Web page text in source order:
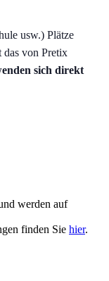
usw.) Plätze
das von Pretix
sich direkt
werden auf
finden Sie hier.